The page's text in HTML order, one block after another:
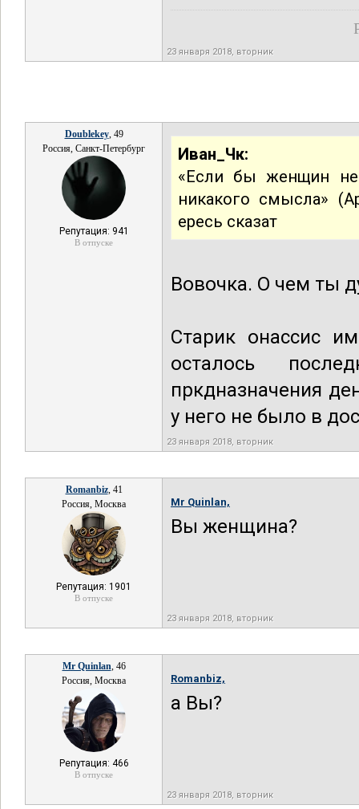
23 января 2018, вторник
Doublekey, 49
Россия, Санкт-Петербург
Репутация: 941
В отпуске
Иван_Чк:
«Если бы женщин
никакого смысла»
ересь сказат
Вовочка. О чем ты
Старик онассис
осталось
пркдназначения
у него не было в
23 января 2018, вторник
Romanbiz, 41
Россия, Москва
Репутация: 1901
В отпуске
Mr Quinlan,
Вы женщина?
23 января 2018, вторник
Mr Quinlan, 46
Россия, Москва
Репутация: 466
В отпуске
Romanbiz,
а Вы?
23 января 2018, вторник